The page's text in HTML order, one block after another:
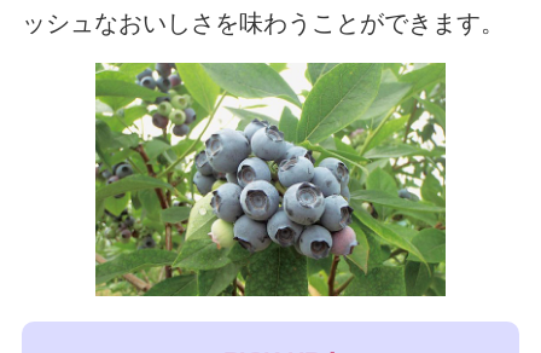
ッシュなおいしさを味わうことができます。